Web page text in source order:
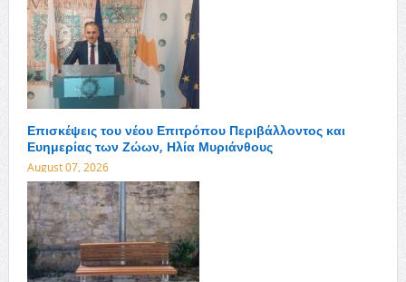
Επισκέψεις του νέου Επιτρόπου Περιβάλλοντος και
Ευημερίας των Ζώων, Ηλία Μυριάνθους
August 07, 2026